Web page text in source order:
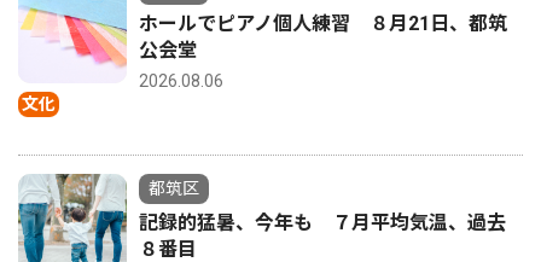
文化
ホールでピアノ個人練習 ８月21日、都筑
公会堂
2026.08.06
都筑区
記録的猛暑、今年も ７月平均気温、過去
８番目